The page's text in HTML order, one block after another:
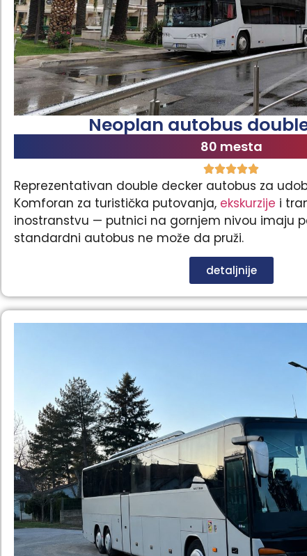
Neoplan autobus
80 mesta
Reprezentativan double decker autobus za
Komforan za turistička putovanja, ekskurzije i
inostranstvu — putnici na gornjem nivou imaju
standardni autobus ne može da pruži.
detaljnije